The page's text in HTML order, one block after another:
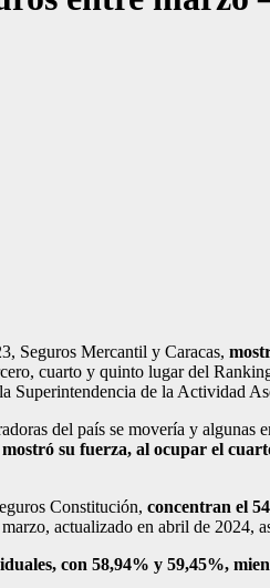
Seguros Mercantil y Caracas,
cuarto y quinto lugar del
Superintendencia de la Actividad
del país se movería y
mostró su fuerza, al ocupar el
Constitución, concentran el
actualizado en abril de 2024,
con 58,94% y 59,45%,